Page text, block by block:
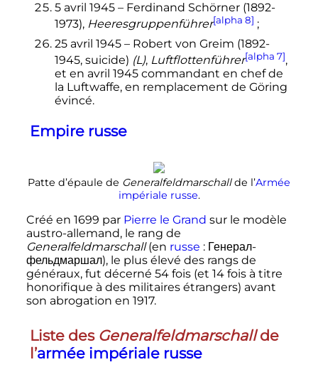
5 avril 1945– Ferdinand Schörner (1892-
1973), Heeresgruppenführer[alpha 8] ;
25 avril 1945– Robert von Greim (1892-
1945, suicide) (L), Luftflottenführer[alpha 7],
et en avril 1945commandant en chef de
la Luftwaffe, en remplacement de Göring
évincé.
Empire russe
Patte d’épaule de Generalfeldmarschallde l’Armée
impériale russe.
Créé en 1699 par Pierre le Grand sur le modèle
austro-allemand, le rang de
Generalfeldmarschall(en russe : Генерал-
фельдмаршал), le plus élevé des rangs de
généraux, fut décerné 54 fois (et 14 fois à titre
honorifique à des militaires étrangers) avant
son abrogation en 1917.
Liste des Generalfeldmarschallde
l’armée impériale russe